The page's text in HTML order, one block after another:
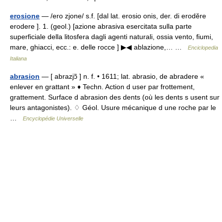
erosione — /ero zjone/ s.f. [dal lat. erosio onis, der. di erodĕre
erodere ]. 1. (geol.) [azione abrasiva esercitata sulla parte
superficiale della litosfera dagli agenti naturali, ossia vento, fiumi,
mare, ghiacci, ecc.: e. delle rocce ] ▶◀ ablazione,… …
Enciclopedia
Italiana
abrasion — [ abrazjɔ̃ ] n. f. • 1611; lat. abrasio, de abradere «
enlever en grattant » ♦ Techn. Action d user par frottement,
grattement. Surface d abrasion des dents (où les dents s usent sur
leurs antagonistes). ♢ Géol. Usure mécanique d une roche par le
Encyclopédie Universelle